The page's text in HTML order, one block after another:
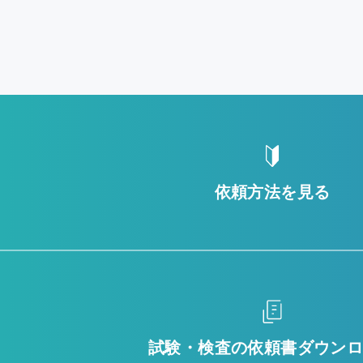
依頼方法を見る
試験・検査の依頼書ダウン